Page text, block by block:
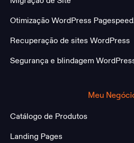
Otimização WordPress
Recuperação de sites WordPress
Segurança e blindagem
Meu
Catálogo de Produtos
Landing Pages